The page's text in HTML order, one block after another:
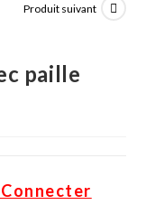
Produit suivant
paille
Connecter